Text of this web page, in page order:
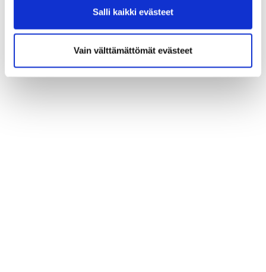
Salli kaikki evästeet
Vain välttämättömät evästeet